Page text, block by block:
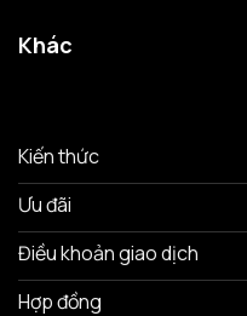
Khác
Kiến thức
Ưu đãi
Điều khoản giao dịch
Hợp đồng